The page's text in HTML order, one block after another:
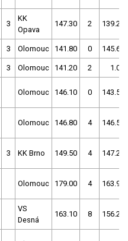
3
KK
Opava
147.30 2 139.20
3 Olomouc 141.80 0 145.60
3 Olomouc 141.20 2 1.00
Olomouc 146.10 0 143.50
Olomouc 146.80 4 146.50
3 KK Brno 149.50 4 147.20
Olomouc 179.00 4 163.90
VS
Desná
163.10 8 156.20